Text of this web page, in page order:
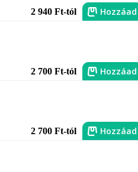
2 940 Ft-tól Hozzáad
2 700 Ft-tól Hozzáad
2 700 Ft-tól Hozzáad